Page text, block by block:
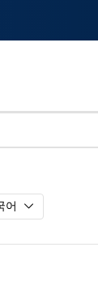
어